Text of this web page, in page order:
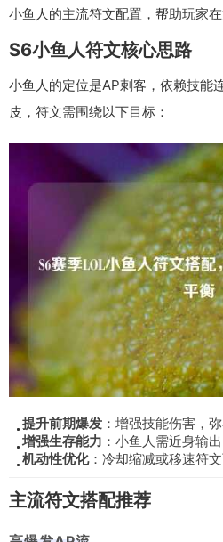
小鱼人的主流符文配置，帮助玩家在
S6小鱼人符文核心思路
小鱼人的定位是AP刺客，依赖技能
皮，符文需围绕以下目标：
提升前期爆发 ：增强技能伤害，
增强生存能力 ：小鱼人需近身输
机动性优化：冷却缩减或移速符
主流符文搭配推荐